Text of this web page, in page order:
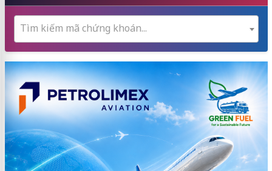
Tìm kiếm mã chứng khoán...